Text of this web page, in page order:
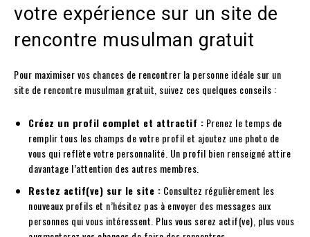
votre expérience sur un site de
rencontre musulman gratuit
Pour maximiser vos chances de rencontrer la personne idéale sur un
site de rencontre musulman gratuit, suivez ces quelques conseils :
Créez un profil complet et attractif : Prenez le temps de
remplir tous les champs de votre profil et ajoutez une photo de
vous qui reflète votre personnalité. Un profil bien renseigné attire
davantage l’attention des autres membres.
Restez actif(ve) sur le site : Consultez régulièrement les
nouveaux profils et n’hésitez pas à envoyer des messages aux
personnes qui vous intéressent. Plus vous serez actif(ve), plus vous